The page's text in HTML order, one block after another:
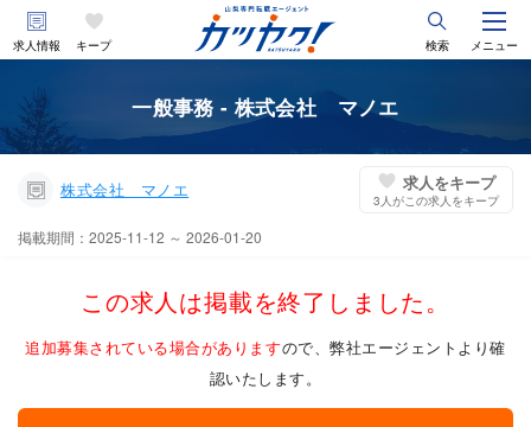
求人情報 キープ 検索 メニュー
一般事務 - 株式会社 マノエ
株式会社 マノエ 求人をキープ
3 人がこの求人をキープ
掲載期間：2025-11-12 ～ 2026-01-20
この求人は掲載を終了しました。
追加募集されている場合がありますので、弊社エージェントより確
認いたします。